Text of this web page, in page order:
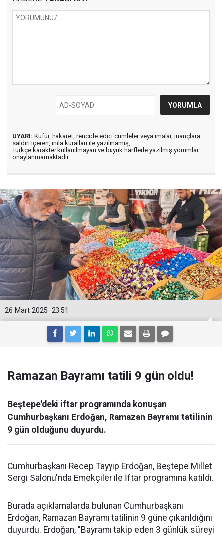
UYARI: Küfür, hakaret, rencide edici cümleler veya imalar, inançlara
saldırı içeren, imla kuralları ile yazılmamış,
Türkçe karakter kullanılmayan ve büyük harflerle yazılmış yorumlar
onaylanmamaktadır.
23:51
26 Mart 2025
Ramazan Bayramı tatili 9 gün oldu!
Beştepe'deki iftar programında konuşan
Cumhurbaşkanı Erdoğan, Ramazan Bayramı tatilinin
9 gün olduğunu duyurdu.
Cumhurbaşkanı Recep Tayyip Erdoğan, Beştepe Millet
Sergi Salonu'nda Emekçiler ile İftar programına katıldı.
Burada açıklamalarda bulunan Cumhurbaşkanı
Erdoğan, Ramazan Bayramı tatilinin 9 güne çıkarıldığını
duyurdu. Erdoğan, "Bayramı takip eden 3 günlük süreyi